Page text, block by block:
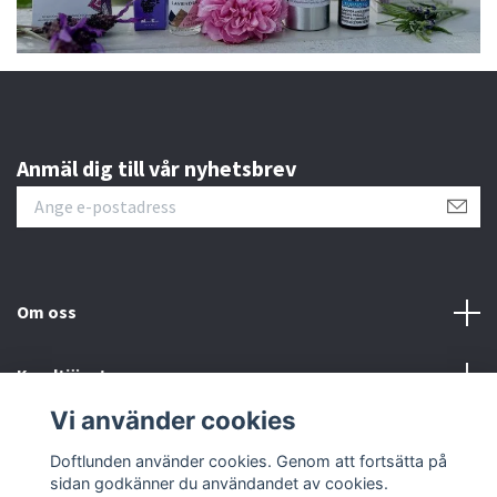
Anmäl dig till vår nyhetsbrev
Om oss
Kundtjänst
Vi använder cookies
Doftlunden använder cookies. Genom att fortsätta på
sidan godkänner du användandet av cookies.